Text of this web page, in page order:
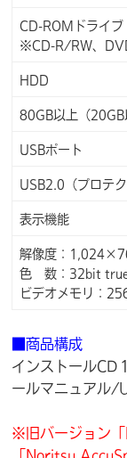
CD-ROMドライブ
※CD-R/RW、
HDD
80GB以上（20GB
USBポート
USB2.0（プロテク
表示機能
解像度：
色 数：32bit true
ビデオメモリ：
■商品構成
インストールCD
ールマニュアル/
※旧バージョン